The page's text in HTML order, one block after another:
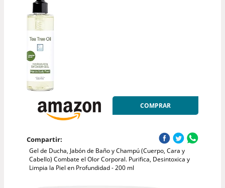
COMPRAR
Compartir:
Gel de Ducha, Jabón de Baño y Champú (Cuerpo, Cara y
Cabello) Combate el Olor Corporal. Purifica, Desintoxica y
Limpia la Piel en Profundidad - 200 ml